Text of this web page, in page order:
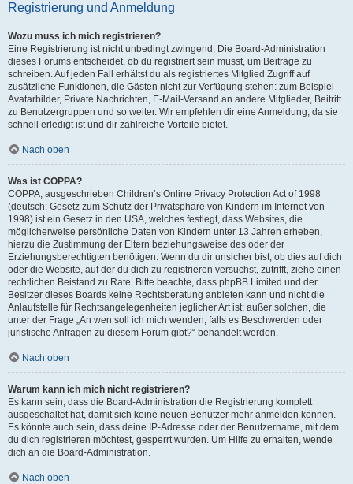
Registrierung und Anmeldung
Wozu muss ich mich registrieren?
Eine Registrierung ist nicht unbedingt zwingend. Die Board-Administration
dieses Forums entscheidet, ob du registriert sein musst, um Beiträge zu
schreiben. Auf jeden Fall erhältst du als registriertes Mitglied Zugriff auf
zusätzliche Funktionen, die Gästen nicht zur Verfügung stehen: zum Beispiel
Avatarbilder, Private Nachrichten, E-Mail-Versand an andere Mitglieder, Beitritt
zu Benutzergruppen und so weiter. Wir empfehlen dir eine Anmeldung, da sie
schnell erledigt ist und dir zahlreiche Vorteile bietet.
Nach oben
Was ist COPPA?
COPPA, ausgeschrieben Children’s Online Privacy Protection Act of 1998
(deutsch: Gesetz zum Schutz der Privatsphäre von Kindern im Internet von
1998) ist ein Gesetz in den USA, welches festlegt, dass Websites, die
möglicherweise persönliche Daten von Kindern unter 13 Jahren erheben,
hierzu die Zustimmung der Eltern beziehungsweise des oder der
Erziehungsberechtigten benötigen. Wenn du dir unsicher bist, ob dies auf dich
oder die Website, auf der du dich zu registrieren versuchst, zutrifft, ziehe einen
rechtlichen Beistand zu Rate. Bitte beachte, dass phpBB Limited und der
Besitzer dieses Boards keine Rechtsberatung anbieten kann und nicht die
Anlaufstelle für Rechtsangelegenheiten jeglicher Art ist; außer solchen, die
unter der Frage „An wen soll ich mich wenden, falls es Beschwerden oder
juristische Anfragen zu diesem Forum gibt?“ behandelt werden.
Nach oben
Warum kann ich mich nicht registrieren?
Es kann sein, dass die Board-Administration die Registrierung komplett
ausgeschaltet hat, damit sich keine neuen Benutzer mehr anmelden können.
Es könnte auch sein, dass deine IP-Adresse oder der Benutzername, mit dem
du dich registrieren möchtest, gesperrt wurden. Um Hilfe zu erhalten, wende
dich an die Board-Administration.
Nach oben